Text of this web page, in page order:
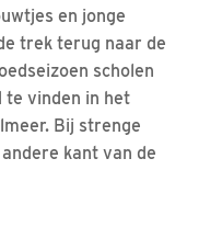
en jonge
trek terug naar de
scholen
te vinden in het
Bij strenge
kant van de